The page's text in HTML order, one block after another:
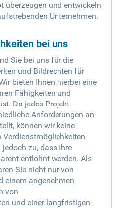
überzeugen und entwickeln
Unternehmen.
bei uns
Sie bei uns für die
und Bildrechten für
bieten Ihnen hierbei eine
Fähigkeiten und
Da jedes Projekt
Anforderungen an
können wir keine
Verdienstmöglichkeiten
zu, dass Ihre
entlohnt werden. Als
Sie nicht nur von
einem angenehmen
von
und einer langfristigen